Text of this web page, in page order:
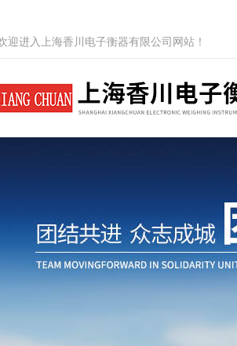
迎进入上海香川电子衡器有限公司网站！